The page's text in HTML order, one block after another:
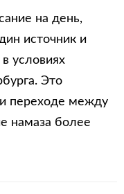
на день,
источник и
условиях
Это
переходе между
намаза более